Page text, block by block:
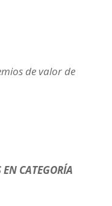
de valor de
EN CATEGORÍA